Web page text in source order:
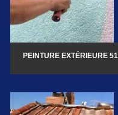
PEINTURE EXTÉRIEURE 51